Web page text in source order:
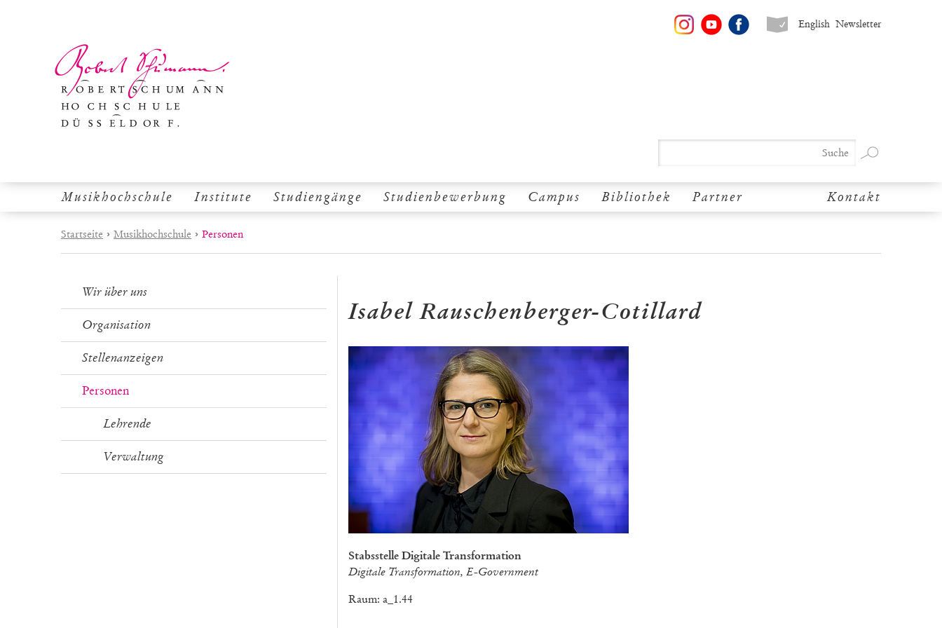
Newsletter
English
Musikhochschule Institute Studiengänge Studienbewerbung Campus Bibliothek Partner Kontakt
Startseite › Musikhochschule › Personen
Wir über uns
Organisation
Stellenanzeigen
Personen
Lehrende
Verwaltung
Isabel Rauschenberger-Cotillard
Stabsstelle Digitale Transformation
Digitale Transformation, E-Government
Raum: a_1.44